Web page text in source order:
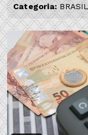
Categoria: